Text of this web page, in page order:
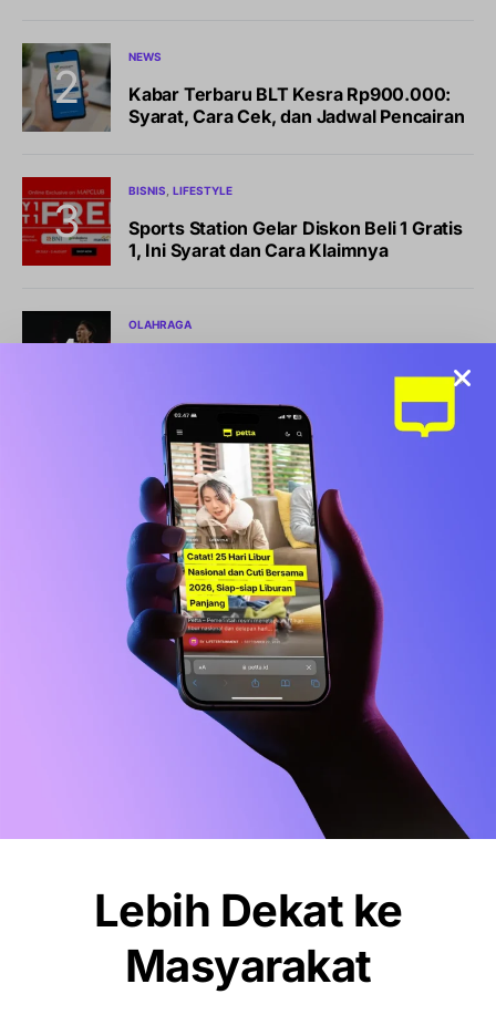
NEWS
Kabar Terbaru BLT Kesra Rp900.000:
Syarat, Cara Cek, dan Jadwal Pencairan
BISNIS LIFESTYLE
Sports Station Gelar Diskon Beli 1 Gratis
1, Ini Syarat dan Cara Klaimnya
OLAHRAGA
Bawa Indonesia Gulung Kamboja 5-1
Pemkot Makassar Tunda Sanksi
Pemilahan Sampah, Pilih Cara Ini Dulu
Lebih Dekat ke
Masyarakat